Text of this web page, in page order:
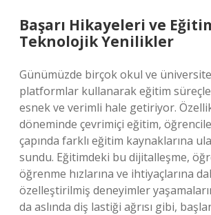
Başarı Hikayeleri ve
Teknolojik Yenilikler
Günümüzde birçok okul ve
platformlar kullanarak eğitim
esnek ve verimli hale getiriyor.
döneminde çevrimiçi eğitim,
çapında farklı eğitim kaynaklarına
sundu. Eğitimdeki bu dijitalleşme,
öğrenme hızlarına ve ihtiyaçlarına
özelleştirilmiş deneyimler
da aslında diş lastiği ağrısı gibi,